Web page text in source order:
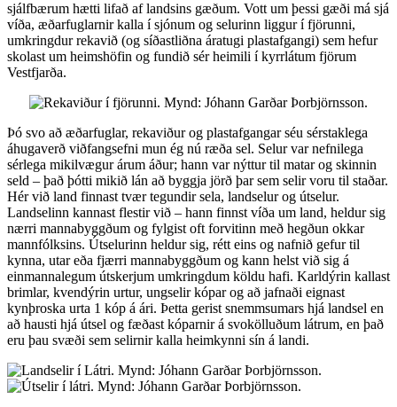
sjálfbærum hætti lifað af landsins gæðum. Vott um þessi gæði má sjá
víða, æðarfuglarnir kalla í sjónum og selurinn liggur í fjörunni,
umkringdur rekavið (og síðastliðna áratugi plastafgangi) sem hefur
skolast um heimshöfin og fundið sér heimili í kyrrlátum fjörum
Vestfjarða.
Þó svo að æðarfuglar, rekaviður og plastafgangar séu sérstaklega
áhugaverð viðfangsefni mun ég nú ræða sel. Selur var nefnilega
sérlega mikilvægur árum áður; hann var nýttur til matar og skinnin
seld – það þótti mikið lán að byggja jörð þar sem selir voru til staðar.
Hér við land finnast tvær tegundir sela, landselur og útselur.
Landselinn kannast flestir við – hann finnst víða um land, heldur sig
nærri mannabyggðum og fylgist oft forvitinn með hegðun okkar
mannfólksins. Útselurinn heldur sig, rétt eins og nafnið gefur til
kynna, utar eða fjærri mannabyggðum og kann helst við sig á
einmannalegum útskerjum umkringdum köldu hafi. Karldýrin kallast
brimlar, kvendýrin urtur, ungselir kópar og að jafnaði eignast
kynþroska urta 1 kóp á ári. Þetta gerist snemmsumars hjá landsel en
að hausti hjá útsel og fæðast kóparnir á svokölluðum látrum, en það
eru þau svæði sem selirnir kalla heimkynni sín á landi.